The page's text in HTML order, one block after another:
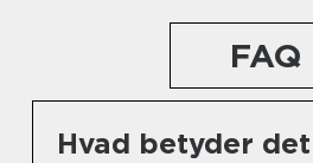
FAQ
Hvad betyder